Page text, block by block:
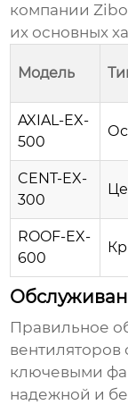
компании
их основных
Модель
AXIAL-EX-
500
CENT-EX-
300
ROOF-EX-
600
Правильное
вентиляторов
ключевыми
надежной и